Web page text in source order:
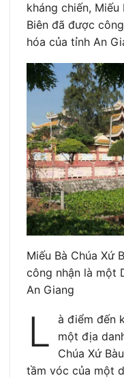
kháng chiến, Miếu
Biên đã được
hóa của tỉnh An
Miếu Bà Chúa Xứ
công nhận là một
An Giang
L
à điểm đến
một địa
Chúa Xứ
tầm vóc của một